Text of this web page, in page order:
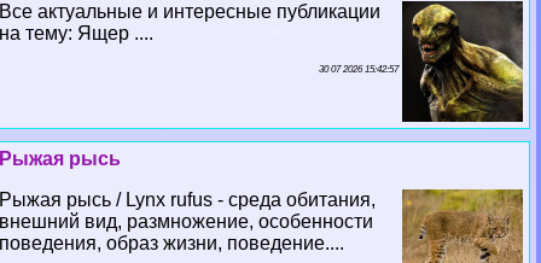
Все актуальные и интересные публикации
на тему: Ящер ....
30 07 2026 15:42:57
Рыжая рысь
Рыжая рысь / Lynx rufus - среда обитания,
внешний вид, размножение, особенности
поведения, образ жизни, поведение....